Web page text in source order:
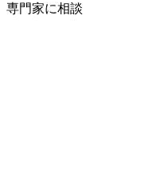
専門家に相談